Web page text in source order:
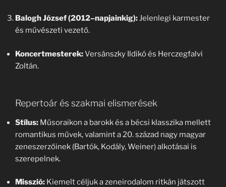
Balogh József (2012–napjainkig):Jelenlegi karmester
és művészeti vezető.
Koncertmesterek:Versánszky Ildikó és Herczegfalvi
Zoltán.
Repertoár és szakmai elismerések
Stílus: Műsoraikon a barokk és a bécsi klasszika mellett
romantikus művek, valamint a 20. század nagy magyar
zeneszerzőinek (Bartók, Kodály, Weiner) alkotásai is
szerepelnek.
Misszió: Kiemelt céljuk a zeneirodalom ritkán játszott